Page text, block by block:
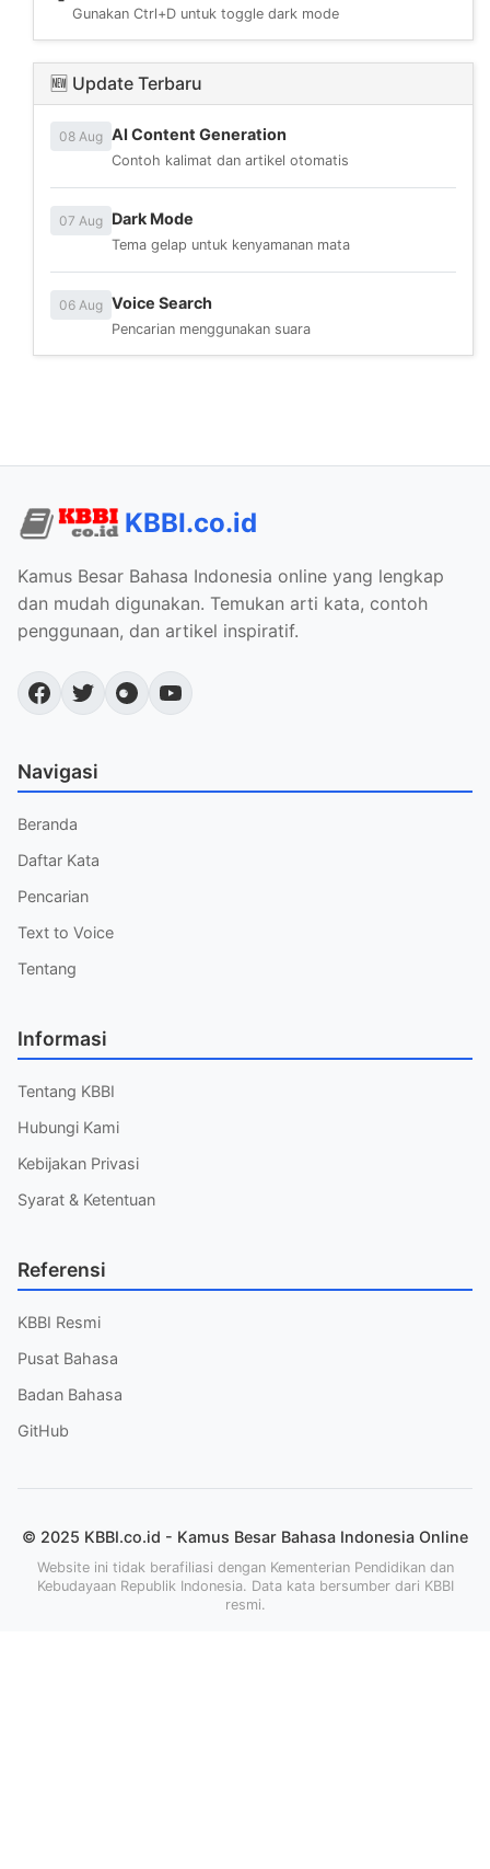
Gunakan Ctrl+D untuk toggle dark mode
🆕 Update Terbaru
08 Aug AI Content Generation
Contoh kalimat dan artikel otomatis
07 Aug Dark Mode
Tema gelap untuk kenyamanan mata
06 Aug Voice Search
Pencarian menggunakan suara
KBBI.co.id
Kamus Besar Bahasa Indonesia online yang lengkap
dan mudah digunakan. Temukan arti kata, contoh
penggunaan, dan artikel inspiratif.
Navigasi
Beranda
Daftar Kata
Pencarian
Text to Voice
Tentang
Informasi
Tentang KBBI
Hubungi Kami
Kebijakan Privasi
Syarat & Ketentuan
Referensi
KBBI Resmi
Pusat Bahasa
Badan Bahasa
GitHub
© 2025 KBBI.co.id - Kamus Besar Bahasa Indonesia Online
Website ini tidak berafiliasi dengan Kementerian Pendidikan dan
Kebudayaan Republik Indonesia. Data kata bersumber dari KBBI
resmi.